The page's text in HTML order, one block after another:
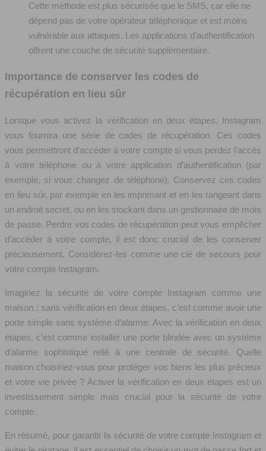
Cette méthode est plus sécurisée que le SMS, car elle ne
dépend pas de votre opérateur téléphonique et est moins
vulnérable aux attaques. Les applications d’authentification
offrent une couche de sécurité supplémentaire.
Importance de conserver les codes de
récupération en lieu sûr
Lorsque vous activez la vérification en deux étapes, Instagram
vous fournira une série de codes de récupération. Ces codes
vous permettront d’accéder à votre compte si vous perdez l’accès
à votre téléphone ou à votre application d’authentification (par
exemple, si vous changez de téléphone). Conservez ces codes
en lieu sûr, par exemple en les imprimant et en les rangeant dans
un endroit secret, ou en les stockant dans un gestionnaire de mots
de passe. Perdre vos codes de récupération peut vous empêcher
d’accéder à votre compte, il est donc crucial de les conserver
précieusement. Considérez-les comme une clé de secours pour
votre compte Instagram.
Imaginez la sécurité de votre compte Instagram comme une
maison : sans vérification en deux étapes, c’est comme avoir une
porte simple sans système d’alarme. Avec la vérification en deux
étapes, c’est comme installer une porte blindée avec un système
d’alarme sophistiqué relié à une centrale de sécurité. Quelle
maison choisiriez-vous pour protéger vos biens les plus précieux
et votre vie privée ? Activer la vérification en deux étapes est un
investissement simple mais crucial pour la sécurité de votre
compte.
En résumé, pour garantir la sécurité de votre compte Instagram et